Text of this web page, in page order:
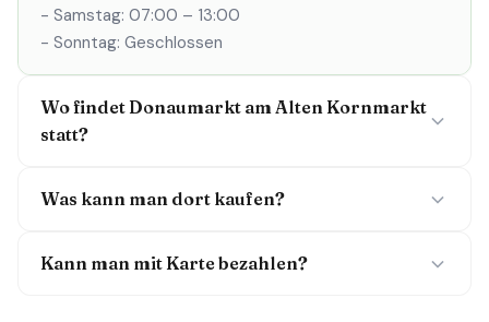
- Samstag: 07:00 – 13:00
- Sonntag: Geschlossen
Wo findet Donaumarkt am Alten Kornmarkt
statt?
Was kann man dort kaufen?
Kann man mit Karte bezahlen?